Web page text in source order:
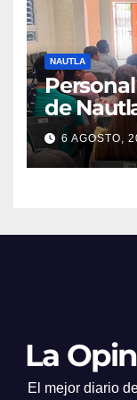
NAUTLA
de
en6 AGOSTO,
La
El mejor diario